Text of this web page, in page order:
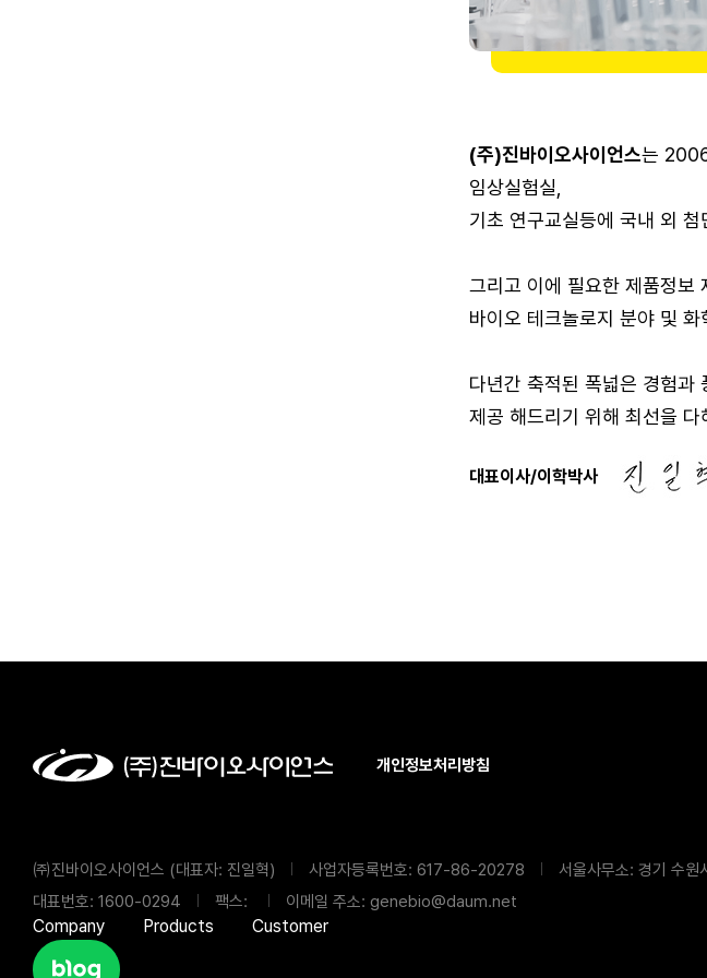
(주)진바이오사이언스는
임상실험실,
기초 연구교실등에 국내 외
그리고 이에 필요한 제품정보
바이오 테크놀로지 분야 및
다년간 축적된 폭넓은 경험과
제공 해드리기 위해 최선을
대표이사/이학박사
개인정보처리방침
㈜진바이오사이언스 (대표자: 진일혁) 사업자등록번호: 617-86-20278
서울사무소: 경기 수
대표번호: 1600-0294
팩스: 이메일 주소: genebio@daum.net
Company Products Customer